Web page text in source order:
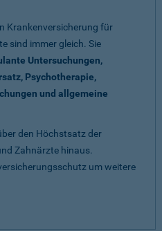
Krankenversicherung für
sind immer gleich. Sie
Untersuchungen,
Psychotherapie,
und allgemeine
den Höchstsatz der
Zahnärzte hinaus.
um weitere